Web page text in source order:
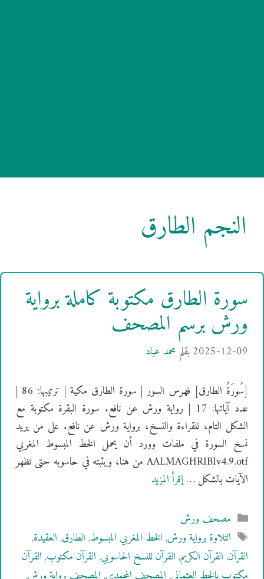
النجم الطارق
سورة الطارق مكتوبة كاملة برواية
ورش برسم المصحف
2025-12-09بقلم محمد عباد
[سُورَةُ الطارق] فهرس السور | سورة الطارق مكية | ترتيبها: 86 |
عدد آياتها: 17 | رواية ورش عن نافع. سورة البقرة مكتوبة مع
الشكل التام، للقراءة والنسخ، برواية ورش عن نافع. على من يريد
نسخ السورة في ملفات وورد أن يحمل الخط المبسوط المغربي
AALMAGHRIBIv4.9.otf من هنا، ويثبته في حاسوبه حتى تظهر
الآيات بالشكل …إقرأ المزيد
التصنيفات
مصحف ورش
الوسوم
التلاوة برواية ورش,الخط المغربي المبسوط,الطارق,العقيدة,
القرآن,القرآن الكريم,القرآن للنسخ الحاسوبي,القرآن مكتوب,القرآن